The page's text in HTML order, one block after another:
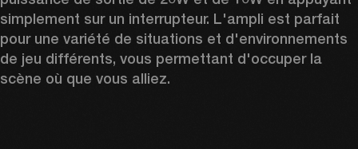
simplement sur un interrupteur. L'ampli est parfait
pour une variété de situations et d'environnements
de jeu différents, vous permettant d'occuper la
scène où que vous alliez.